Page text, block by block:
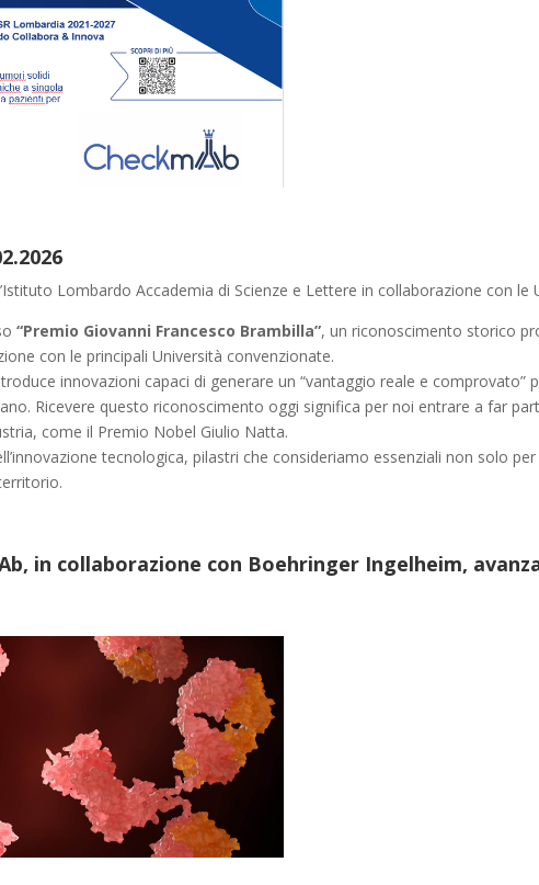
Lombardo Accademia di Scienze e Lettere in collaborazione con le
“Premio Giovanni Francesco Brambilla”, un riconoscimento storico
con le principali Università convenzionate.
innovazioni capaci di generare un “vantaggio reale e comprovato”
Ricevere questo riconoscimento oggi significa per noi entrare a far
come il Premio Nobel Giulio Natta.
tecnologica, pilastri che consideriamo essenziali non solo
in collaborazione con Boehringer Ingelheim,